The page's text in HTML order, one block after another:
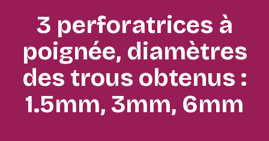
3 perforatrices à
poignée, diamètres
des trous obtenus :
1.5mm, 3mm, 6mm